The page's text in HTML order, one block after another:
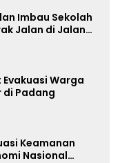
Imbau Sekolah
Jalan di Jalan
Warga
di Padang
Keamanan
Nasional